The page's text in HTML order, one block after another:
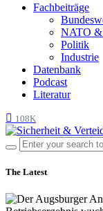
Fachbeiträge
NATO
Politik
Industrie
Datenbank
Podcast
Literatur
108K
The Latest